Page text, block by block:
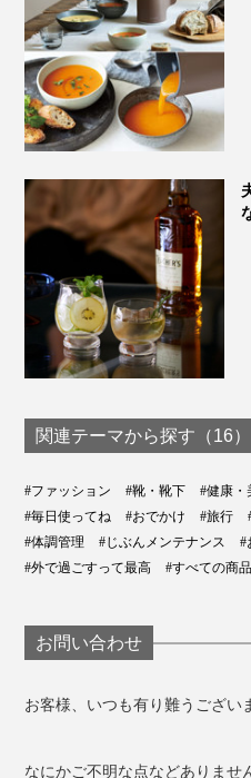
関連テーマから探す（16）
#ファッション #靴・靴下 #健康・
#毎日使ってね
#おでかけ #旅行
#体調管理
#じぶんメンテナンス #
#外で過ごすって最高
#すべての商品
お問い合わせ
お客様、いつも有り難うござい
なにかご不明な点などありませ